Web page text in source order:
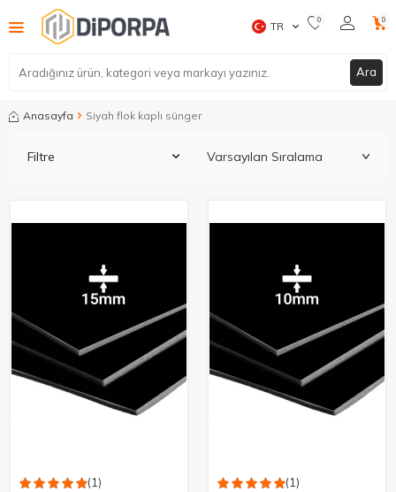
Ara
TR 0 0
Anasayfa Siyah flok kaplı sünger
Filtre
(1) (1)